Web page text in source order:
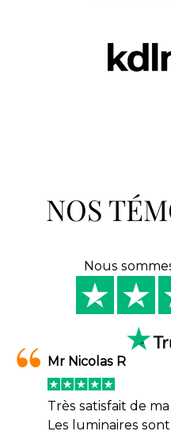
NOS
Nous
Mr Nicolas R
Très satisfait de
Les luminaires